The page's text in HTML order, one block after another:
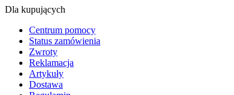
Dla kupujących
Centrum pomocy
Status zamówienia
Zwroty
Reklamacja
Artykuły
Dostawa